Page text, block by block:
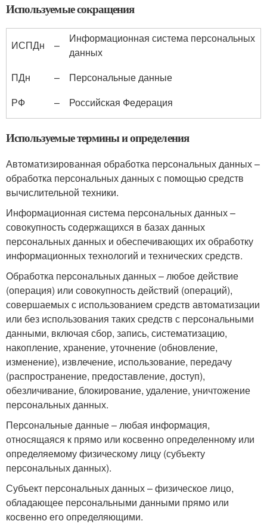
Используемые сокращения
ИСПДн –
Информационная система персональных
данных
ПДн
–
Персональные данные
РФ
– Российская Федерация
Используемые термины и определения
Автоматизированная обработка персональных данных –
обработка персональных данных с помощью средств
вычислительной техники.
Информационная система персональных данных –
совокупность содержащихся в базах данных
персональных данных и обеспечивающих их обработку
информационных технологий и технических средств.
Обработка персональных данных – любое действие
(операция) или совокупность действий (операций),
совершаемых с использованием средств автоматизации
или без использования таких средств с персональными
данными, включая сбор, запись, систематизацию,
накопление, хранение, уточнение (обновление,
изменение), извлечение, использование, передачу
(распространение, предоставление, доступ),
обезличивание, блокирование, удаление, уничтожение
персональных данных.
Персональные данные – любая информация,
относящаяся к прямо или косвенно определенному или
определяемому физическому лицу (субъекту
персональных данных).
Субъект персональных данных – физическое лицо,
обладающее персональными данными прямо или
косвенно его определяющими.